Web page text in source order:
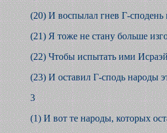
(20) И воспылал гнев Г-сподень
(21) Я тоже не стану больше
(22) Чтобы испытать ими
(23) И оставил Г-сподь народы
3
(1) И вот те народы, которых